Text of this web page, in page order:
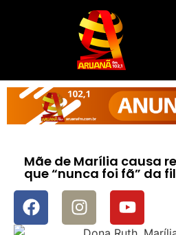
Mãe de Marília causa
que “nunca foi fã” da